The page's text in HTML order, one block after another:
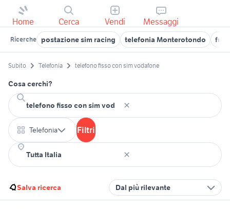
Home Cerca Vendi Messaggi
Ricerche postazione sim racing telefonia Monterotondo
Subito Telefonia telefono fisso con sim vodafone
Cosa cerchi?
Telefonia Filtri
Salva ricerca Dal più rilevante